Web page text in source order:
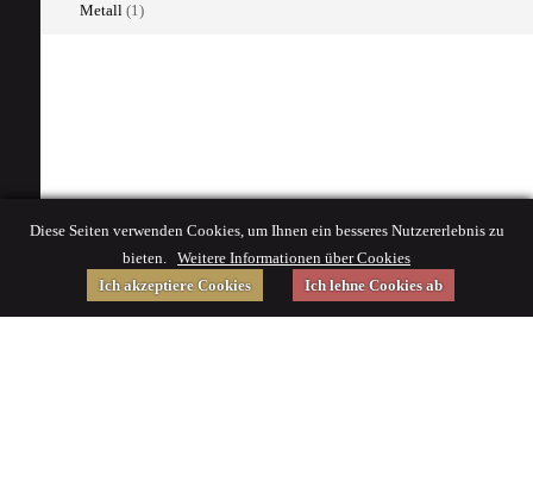
Metall (1)
Diese Seiten verwenden Cookies, um Ihnen ein besseres Nutzererlebnis zu
bieten. Weitere Informationen über Cookies
Ich akzeptiere Cookies
Ich lehne Cookies ab